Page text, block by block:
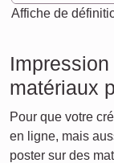
Affiche de
matériaux
Pour que votre
en ligne, mais
poster sur des